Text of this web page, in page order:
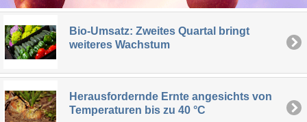
Bio-Umsatz: Zweites Quartal bringt
weiteres Wachstum
Herausfordernde Ernte angesichts von
Temperaturen bis zu 40 °C